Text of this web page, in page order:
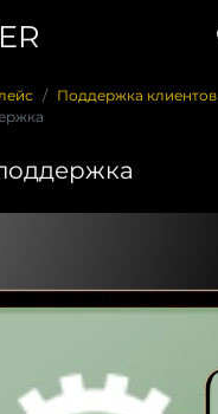
Поддержка клиентов